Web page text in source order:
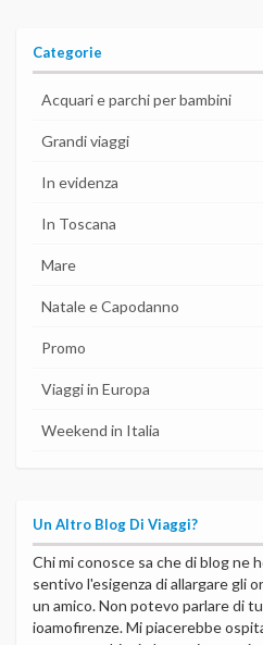
Categorie
Acquari e parchi per bambini
Grandi viaggi
In evidenza
In Toscana
Mare
Natale e Capodanno
Promo
Viaggi in Europa
Weekend in Italia
Un Altro Blog Di Viaggi?
Chi mi conosce sa che di blog ne
sentivo l'esigenza di allargare gli
un amico. Non potevo parlare di
ioamofirenze. Mi piacerebbe